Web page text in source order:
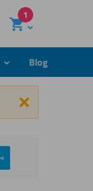
1
submenuBlog
Schließen